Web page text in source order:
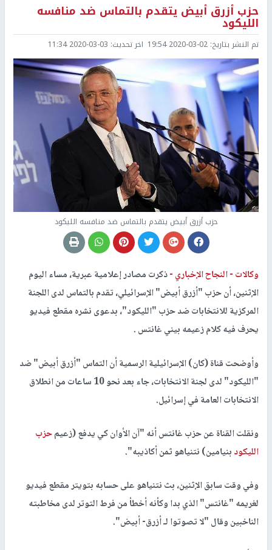
حزب أزرق أبيض يتقدم بالتماس ضد منافسه
الليكود
تم النشر بتاريخ: 2020-03-02 19:54 اخر تحديث: 2020-03-03 11:34
حزب أزرق أبيض يتقدم بالتماس ضد منافسه الليكود
وكالات -النجاح الإخباري -ذكرت مصادر إعلامية عبرية، مساء اليوم
الإثنين، أن حزب "أزرق أبيض" الإسرائيلي، تقدم بالتماس لدى اللجنة
المركزية للانتخابات ضد حزب "الليكود"، بدعوى نشره مقطع فيديو
يحرف فيه كلام زعيمه بيني غانتس .
وأوضحت قناة (كان) الإسرائيلية الرسمية أن التماس "أزرق أبيض" ضد
"الليكود" لدى لجنة الانتخابات، جاء بعد نحو 10 ساعات من انطلاق
الانتخابات العامة في إسرائيل.
ونقلت القناة عن حزب غانتس أنه "آن الأوان كي يدفع (زعيمحزب
الليكودبنيامين) نتنياهو ثمن أكاذيبه".
وفي وقت سابق الإثنين، بث نتنياهو على حسابه بتويتر مقطع فيديو
لغريمه "غانتس" الذي بدا وكأنه أخطأ من فرط التوتر لدى مخاطبته
الناخبين وقال "لا تصوتوا لـ أزرق- أبيض".